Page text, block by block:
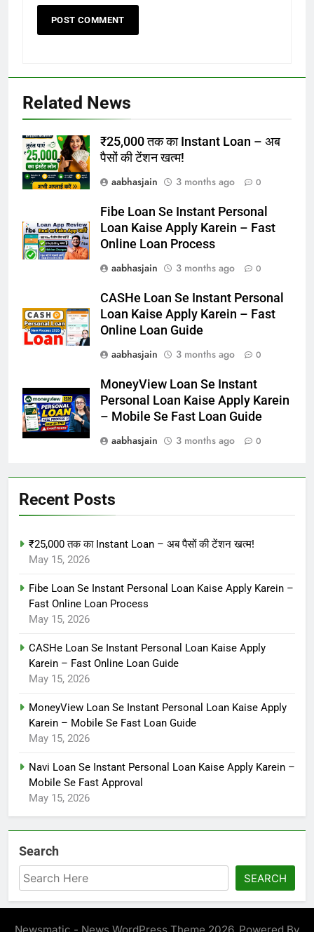
Related News
₹25,000 तक का Instant Loan – अब
पैसों की टेंशन खत्म!
aabhasjain
3 months ago 0
Fibe Loan Se Instant Personal
Loan Kaise Apply Karein – Fast
Online Loan Process
aabhasjain
3 months ago 0
CASHe Loan Se Instant Personal
Loan Kaise Apply Karein – Fast
Online Loan Guide
aabhasjain
3 months ago 0
MoneyView Loan Se Instant
Personal Loan Kaise Apply Karein
– Mobile Se Fast Loan Guide
aabhasjain
3 months ago 0
Recent Posts
₹25,000 तक का Instant Loan – अब पैसों की टेंशन खत्म!
May 15, 2026
Fibe Loan Se Instant Personal Loan Kaise Apply Karein –
Fast Online Loan Process
May 15, 2026
CASHe Loan Se Instant Personal Loan Kaise Apply
Karein – Fast Online Loan Guide
May 15, 2026
MoneyView Loan Se Instant Personal Loan Kaise Apply
Karein – Mobile Se Fast Loan Guide
May 15, 2026
Navi Loan Se Instant Personal Loan Kaise Apply Karein –
Mobile Se Fast Approval
May 15, 2026
Search
SEARCH